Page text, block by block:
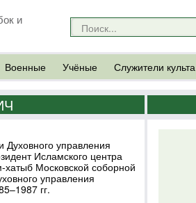
и
Военные Учёные Служители культа
Духовного управления
Исламского центра
Московской соборной
управления
гг.